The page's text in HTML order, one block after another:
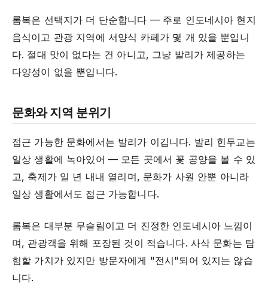
롬복은 선택지가 더 단순합니다 — 주로 인도네시아 현지
음식이고 관광 지역에 서양식 카페가 몇 개 있을 뿐입니
다. 절대 맛이 없다는 건 아니고, 그냥 발리가 제공하는
다양성이 없을 뿐입니다.
문화와 지역 분위기
접근 가능한 문화에서는 발리가 이깁니다. 발리 힌두교는
일상 생활에 녹아있어 — 모든 곳에서 꽃 공양을 볼 수 있
고, 축제가 일 년 내내 열리며, 문화가 사원 안뿐 아니라
일상 생활에서도 접근 가능합니다.
롬복은 대부분 무슬림이고 더 진정한 인도네시아 느낌이
며, 관광객을 위해 포장된 것이 적습니다. 사삭 문화는 탐
험할 가치가 있지만 방문자에게 "전시"되어 있지는 않습
니다.